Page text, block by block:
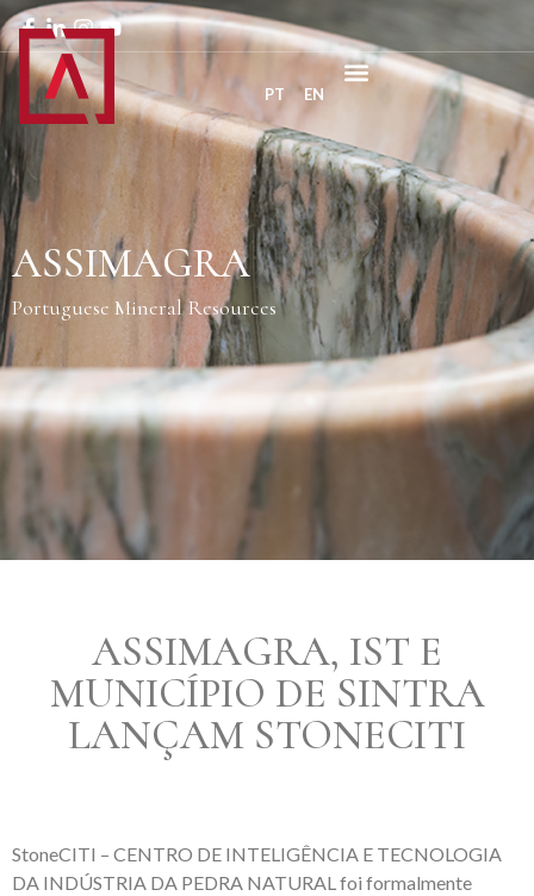
PT EN
ASSIMAGRA
Portuguese Mineral Resources
ASSIMAGRA, IST E
MUNICÍPIO DE SINTRA
LANÇAM STONECITI
StoneCITI – CENTRO DE INTELIGÊNCIA E TECNOLOGIA
DA INDÚSTRIA DA PEDRA NATURAL foi formalmente